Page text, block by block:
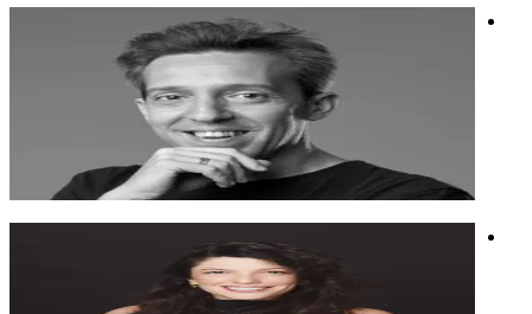
מוזיקאי, מוביל חדשנות ואמן בינה מלאכותית. מרצה מבוקש בארץ
מוזיקאי, מוביל חדשנות ואמן בינה מלאכותית. מרצה מבוקש בארץ
בינה מלאכותיתחדשנותמוזיקה
מפתחת שיטת TURBO OS, עוזרת לארגונים להפוך עומס
לפוקוס, בהירות ותנופה.